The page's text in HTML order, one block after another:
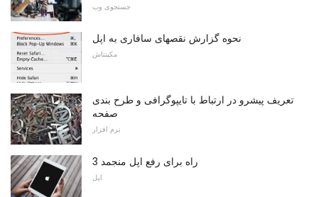
جستجوی وب
نحوه گزارش نقصهای سافاری به اپل
مکینتاش
تعریف پیشرو در ارتباط با تایپوگرافی و طرح بندی
صفحه
نرم افزار
3 راه برای رفع اپل منجمد
اپل